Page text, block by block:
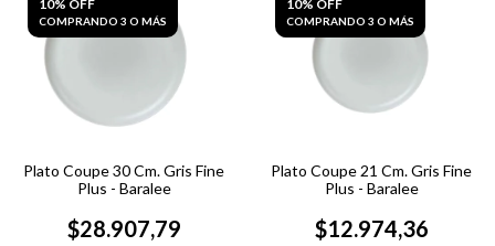
10% OFF
COMPRANDO 3 O MÁS
Plato Coupe 30 Cm. Gris Fine
Plus - Baralee
$28.907,79
10% OFF
COMPRANDO 3 O MÁS
Plato Coupe 21 Cm. Gris Fine
Plus - Baralee
$12.974,36